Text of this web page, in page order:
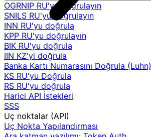
OGRNIP RU'yu doğrulayın
SNILS RU'yu doğrulayın
INN RU'yu doğrula
KPP RU'yu doğrulayın
BIK RU'yu doğrula
IIN KZ'yi doğrula
Banka Kartı Numarasını Doğrula (Luhn)
KS RU'yu Doğrula
RS RU'yu doğrula
Harici API İstekleri
SSS
Uç noktalar (API)
Uç Nokta Yapılandırması